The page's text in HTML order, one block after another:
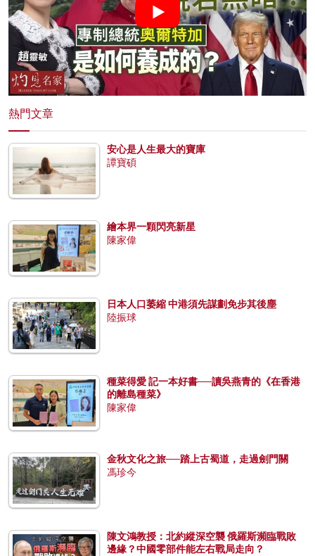
熱門文章
安心是人生最大的寶庫
譚寶碩
繪本界一顆閃亮新星
陳家偉
日本人口萎縮 中港須先謀劃免步其後塵
陸振球
種菜得愛 記一本好書──讀吳燕青的《在香港
的離島種菜》
陳家偉
金秋文化之旅──踏上古蜀道，走過劍門關
馮珍今
陳文鴻教授：北約縱深空襲 俄羅斯瀕臨戰敗
邊緣？中國零部件能左右戰局走向？